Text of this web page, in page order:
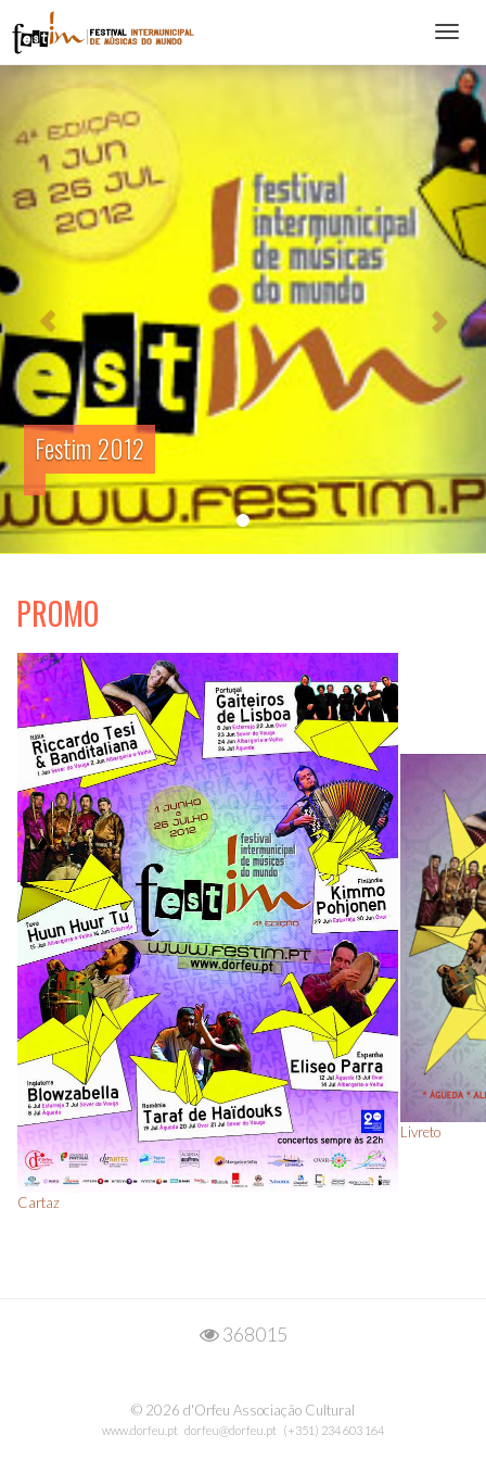
Abrir
Festim 2012
PROMO
Cartaz
Livreto
368015
© 2026 d'Orfeu Associação Cultural
www.dorfeu.pt dorfeu@dorfeu.pt (+351) 234 603 164